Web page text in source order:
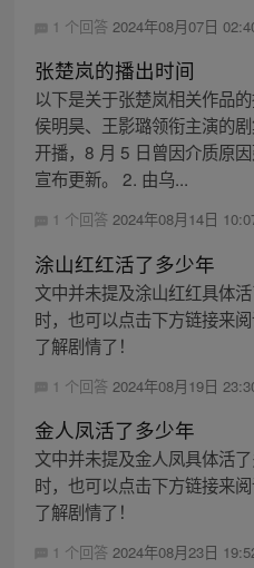
1 个回答 2024年08月07日
张楚岚的播出时间
以下是关于张楚岚相关作品
侯明昊、王影璐领衔主演的
开播，8 月 5 日曾因介质原
宣布更新。 2. 由乌...
1 个回答 2024年08月14日
涂山红红活了多少年
文中并未提及涂山红红具体
时，也可以点击下方链接来
了解剧情了！
1 个回答 2024年08月19日
金人凤活了多少年
文中并未提及金人凤具体活
时，也可以点击下方链接来
了解剧情了！
1 个回答 2024年08月23日